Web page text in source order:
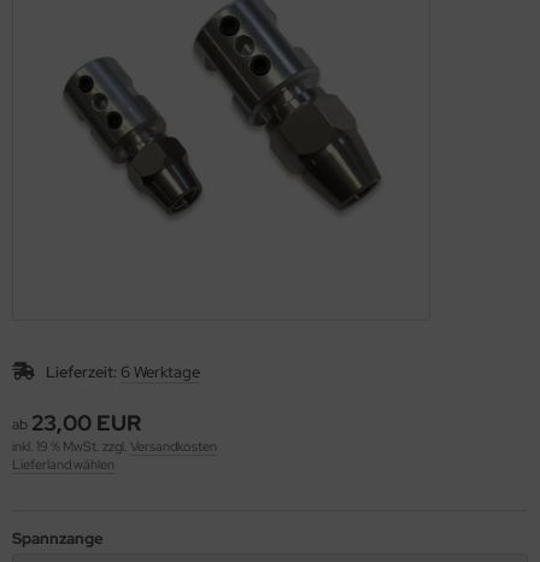
Lieferzeit: 6 Werktage
ab 23,00 EUR
inkl. 19 % MwSt. zzgl. Versandkosten
Lieferland wählen
Spannzange